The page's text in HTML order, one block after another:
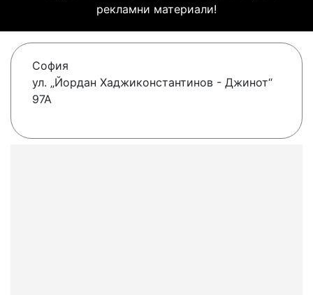
рекламни материали!
София
ул. „Йордан Хаджиконстантинов - Джинот“
97А